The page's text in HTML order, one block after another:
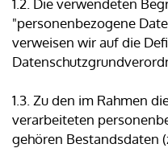
1.2. Die verwendeten
"personenbezogene
verweisen wir auf die
1.3. Zu den im Rahmen
verarbeiteten
gehören Bestandsdaten